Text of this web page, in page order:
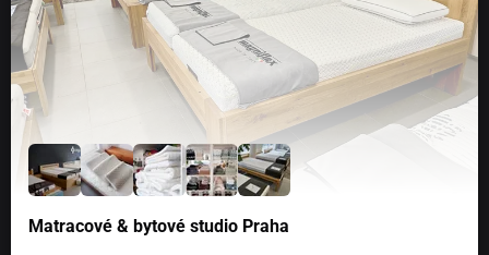
Historie patentovaných svíček Price´s se traduje od roku
1830.
Do konce 19. století byl Price´s dokonce největší
výrobce svíček na světě a disponoval 114 patenty na
inovaci. Tyto svíčky mají dlouhou a úzkou vazbu na
anglickou královskou rodinu. jejich svíce zajišťovaly
světlo na svatbě královny Viktorie a prince Alberta. Dnes
svíčky Price´s držíocenění Královská záruka jejího
Price´s jsou používány na mnoha oficiálních akcích
Matracové & bytové studio Praha